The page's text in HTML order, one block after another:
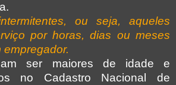
ou seja, aqueles
por horas, dias ou meses
ser maiores de idade e
no Cadastro Nacional de